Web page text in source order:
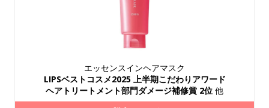
エッセンスインヘアマスク
LIPSベストコスメ2025 上半期こだわりアワード
ヘアトリートメント部門ダメージ補修賞 2位 他